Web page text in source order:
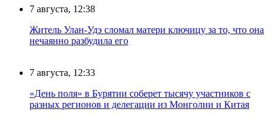
7 августа, 12:38
Житель Улан-Удэ сломал матери ключицу за то, что она
нечаянно разбудила его
7 августа, 12:33
«День поля» в Бурятии соберет тысячу участников с
разных регионов и делегации из Монголии и Китая